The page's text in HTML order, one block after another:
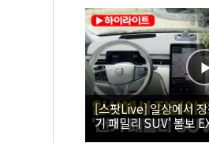
[스팟Live] 일상에서
기 패밀리 SUV' 볼보